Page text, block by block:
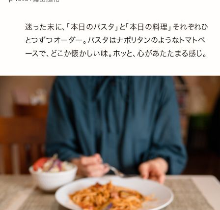
迷った末に、「本日のパスタ」と「本日の料理」それぞれひ
とつずつオーダー。パスタはナポリタンのようなトマトベ
ースで、どこか懐かしい味。ホッと、心があたたまる感じ。